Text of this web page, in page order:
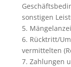
sonstigen
5.
6. Rücktritt/
vermittelten
7. Zahlungen